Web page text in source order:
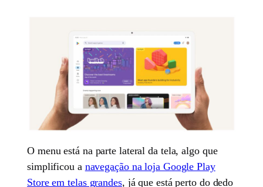
O menu está na parte lateral da tela, algo que
simplificou a navegação na loja Google Play
Store em telas grandes, já que está perto do dedo